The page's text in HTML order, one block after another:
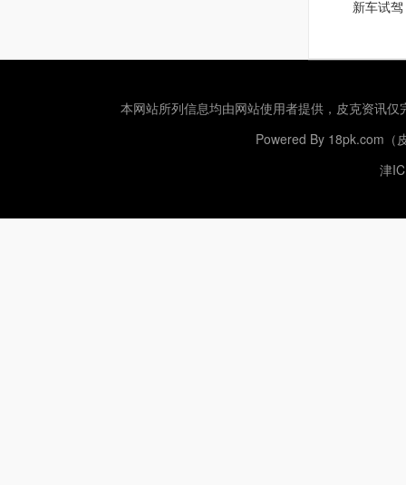
新车试驾
本网站所列信息均由网站使用者提供， 皮克资讯仅
Powered By 18pk.com（
津